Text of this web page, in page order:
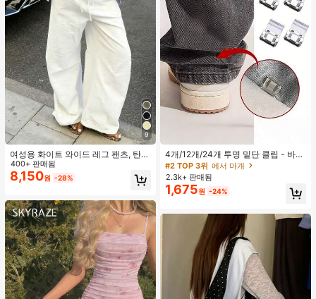
9
여성용 화이트 와이드 레그 팬츠, 탄력
허리 끈, 루즈 릴랙스 핏, 가벼운 통기
성 캐주얼 바지, 여름 봄, 해변
400+ 판매됨
8,150원 -28%
4개/12개/24개 투명 밑단 클립 - 바지
밑단 끌림 방지를 위한 심리스 무봉제
조절기, 의류 수선 및 깔끔한 바지 길
이 맞춤을 위한 숨겨진 밑단 조절 클립
(랜덤 색상)
#2 TOP 3위 에서 마개
2.3k+ 판매됨
1,675원 -24%